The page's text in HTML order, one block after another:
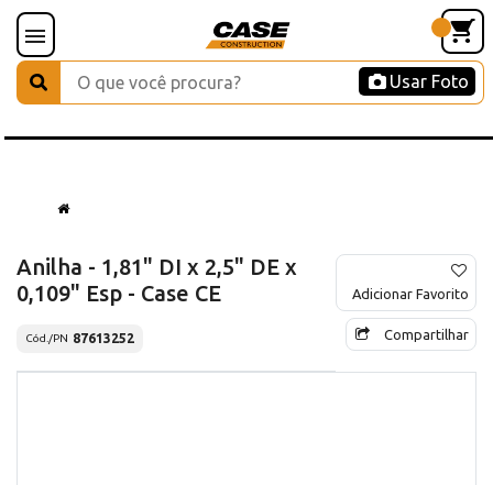
Usar Foto
Anilha - 1,81" DI x 2,5" DE x
0,109" Esp - Case CE
Cód./PN 87613252
Adicionar Favorito
Compartilhar